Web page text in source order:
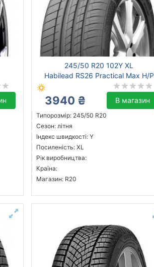
245/50 R20 102Y XL
Habilead RS26 Practical Max H/P
3940 ₴ В магазин
Типорозмір: 245/50 R20
Сезон: літня
Індекс швидкості: Y
Посиленість: XL
Рік виробництва:
Країна:
Магазин: R20